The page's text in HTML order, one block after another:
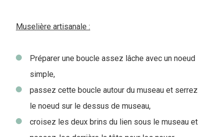
Muselière artisanale :
Préparer une boucle assez lâche avec un noeud
simple,
passez cette boucle autour du museau et serrez
le noeud sur le dessus de museau,
croisez les deux brins du lien sous le museau et